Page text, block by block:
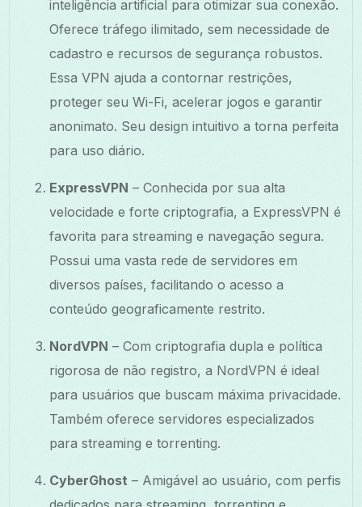
inteligência artificial para otimizar sua conexão.
Oferece tráfego ilimitado, sem necessidade de
cadastro e recursos de segurança robustos.
Essa VPN ajuda a contornar restrições,
proteger seu Wi-Fi, acelerar jogos e garantir
anonimato. Seu design intuitivo a torna perfeita
para uso diário.
ExpressVPN – Conhecida por sua alta
velocidade e forte criptografia, a ExpressVPN é
favorita para streaming e navegação segura.
Possui uma vasta rede de servidores em
diversos países, facilitando o acesso a
conteúdo geograficamente restrito.
NordVPN – Com criptografia dupla e política
rigorosa de não registro, a NordVPN é ideal
para usuários que buscam máxima privacidade.
Também oferece servidores especializados
para streaming e torrenting.
CyberGhost – Amigável ao usuário, com perfis